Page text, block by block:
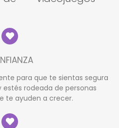
para que te sientas segura
rodeada de personas
te ayuden a crecer.